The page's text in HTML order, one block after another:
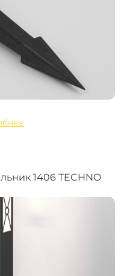
1406 TECHNO